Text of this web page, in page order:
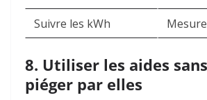
Suivre les kWh
8. Utiliser les aides
piéger par elles